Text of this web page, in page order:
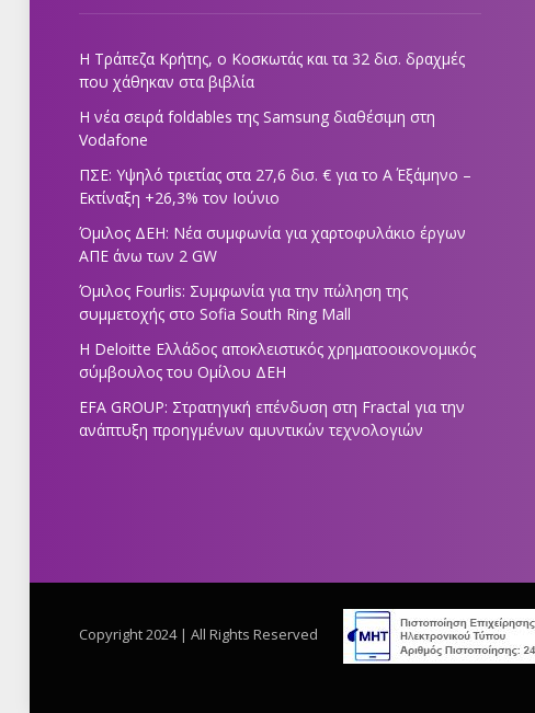
Η Τράπεζα Κρήτης, ο Κοσκωτάς και τα 32 δισ. δραχμές
που χάθηκαν στα βιβλία
Η νέα σειρά foldables της Samsung διαθέσιμη στη
Vodafone
ΠΣΕ: Υψηλό τριετίας στα 27,6 δισ. € για το Α΄ Εξάμηνο –
Εκτίναξη +26,3% τον Ιούνιο
Όμιλος ΔΕΗ: Νέα συμφωνία για χαρτοφυλάκιο έργων
ΑΠΕ άνω των 2 GW
Όμιλος Fourlis: Συμφωνία για την πώληση της
συμμετοχής στο Sofia South Ring Mall
Η Deloitte Ελλάδος αποκλειστικός χρηματοοικονομικός
σύμβουλος του Ομίλου ΔΕΗ
EFA GROUP: Στρατηγική επένδυση στη Fractal για την
ανάπτυξη προηγμένων αμυντικών τεχνολογιών
Copyright 2024 | All Rights Reserved